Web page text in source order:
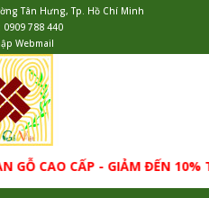
Tân Hưng, Tp. Hồ Chí Minh
0909 788 440
Webmail
CAO CẤP - GIẢM ĐẾN